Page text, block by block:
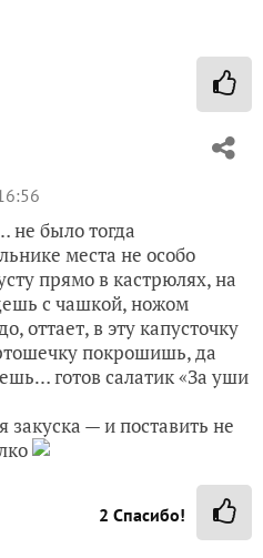
было тогда
места не особо
прямо в кастрюлях, на
с чашкой, ножом
оттает, в эту капусточку
покрошишь, да
готов салатик «За уши
закуска — и поставить не
2 Спасибо!